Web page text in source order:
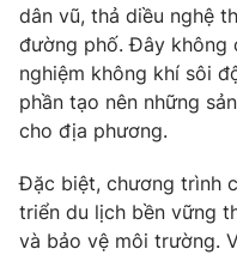
dân vũ, thả diều nghệ
đường phố. Đây không
nghiệm không khí sôi
phần tạo nên những
cho địa phương.
Đặc biệt, chương trình
triển du lịch bền vững
và bảo vệ môi trường.